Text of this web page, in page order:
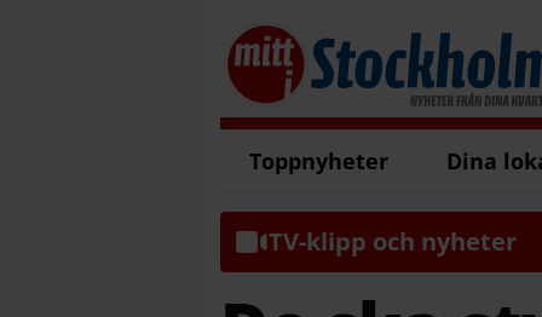
Toppnyheter Dina
TV-klipp och nyheter